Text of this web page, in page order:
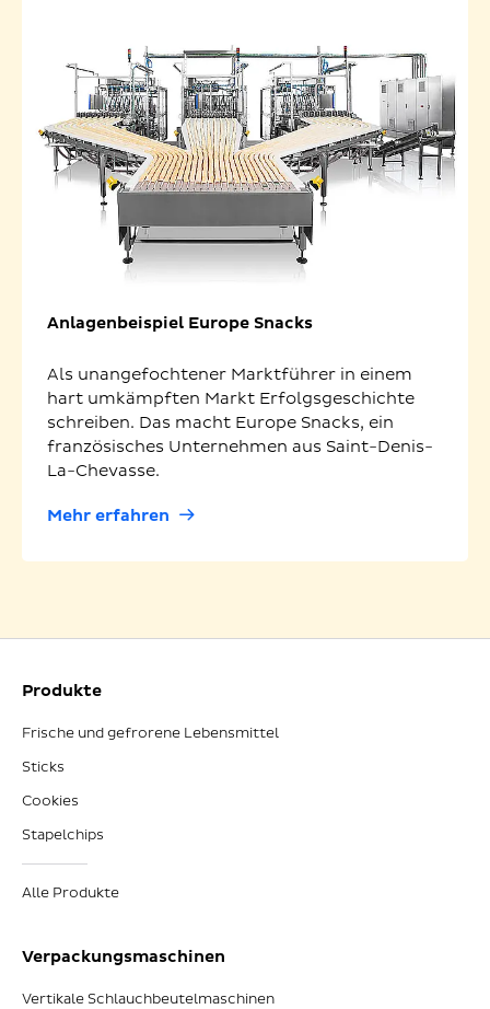
Anlagenbeispiel Europe Snacks
Als unangefochtener Marktführer in einem
hart umkämpften Markt Erfolgsgeschichte
schreiben. Das macht Europe Snacks, ein
französisches Unternehmen aus Saint-Denis-
La-Chevasse.
Mehr erfahren
Produkte
Frische und gefrorene Lebensmittel
Sticks
Cookies
Stapelchips
Alle Produkte
Verpackungsmaschinen
Vertikale Schlauchbeutelmaschinen